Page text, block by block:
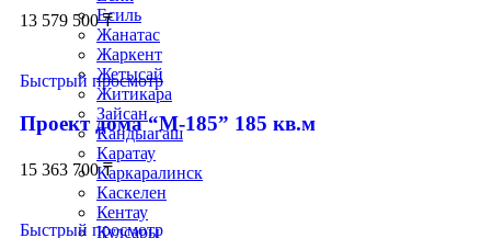
Есиль
Жанатас
Жаркент
Жетысай
Житикара
Зайсан
Кандыагаш
Каратау
Каркаралинск
Каскелен
Кентау
Кулсары
13 579 500₸
Быстрый просмотр
Проект дома “М-185” 185 кв.м
15 363 700₸
Быстрый просмотр